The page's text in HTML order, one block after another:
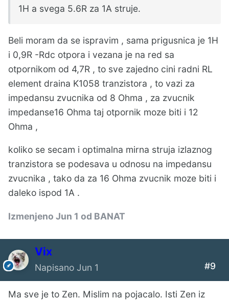
1H a svega 5.6R za 1A struje.
Beli moram da se ispravim , sama prigusnica je 1H
i 0,9R -Rdc otpora i vezana je na red sa
otpornikom od 4,7R , to sve zajedno cini radni RL
element draina K1058 tranzistora , to vazi za
impedansu zvucnika od 8 Ohma , za zvucnik
impedanse16 Ohma taj otpornik moze biti i 12
Ohma ,
koliko se secam i optimalna mirna struja izlaznog
tranzistora se podesava u odnosu na impedansu
zvucnika , tako da za 16 Ohma zvucnik moze biti i
daleko ispod 1A .
Izmenjeno Jun 1 od BANAT
Vix
Napisano Jun 1 #9
Ma sve je to Zen. Mislim na pojacalo. Isti Zen iz